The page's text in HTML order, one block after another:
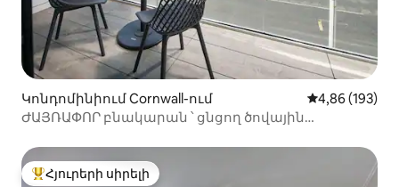
Կոնդոմինիում Cornwall-ում Միջին
4,86 (193)
ԺԱՅՌԱՓՈՐ բնակարան ՝ ցնցող ծովային
Հյուրերի սիրելի լավագույն տները
Հյուրերի սիրելի